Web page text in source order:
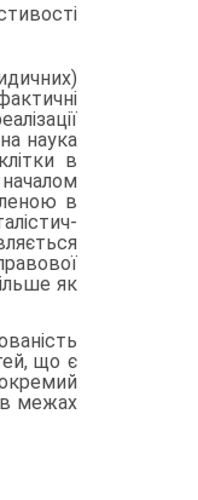
наука
в
в
як
що є
в межах